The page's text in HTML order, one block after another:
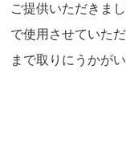
ご提供いただきま
で使用させていた
まで取りにうかが